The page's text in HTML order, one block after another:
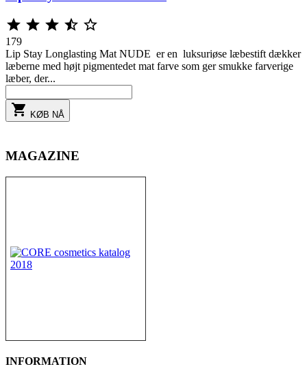
    
179
Lip Stay Longlasting Mat NUDE er en luksuriøse læbestift dækker
læberne med højt pigmentedet mat farve som ger smukke farverige
læber, der...
 KØB NÅ
MAGAZINE
INFORMATION